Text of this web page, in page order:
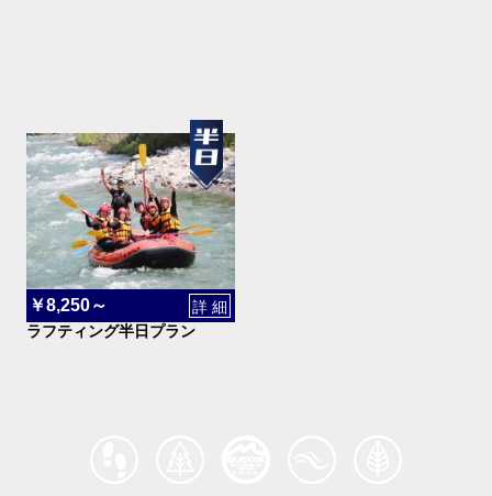
￥8,250～
詳 細
ラフティング半日プラン